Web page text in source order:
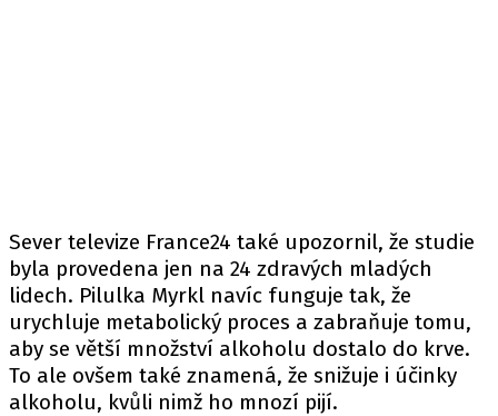
Sever televize France24 také upozornil, že studie
byla provedena jen na 24 zdravých mladých
lidech. Pilulka Myrkl navíc funguje tak, že
urychluje metabolický proces a zabraňuje tomu,
aby se větší množství alkoholu dostalo do krve.
To ale ovšem také znamená, že snižuje i účinky
alkoholu, kvůli nimž ho mnozí pijí.